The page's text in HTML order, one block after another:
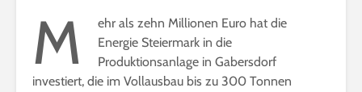
M
ehr als zehn Millionen Euro hat die
Energie Steiermark in die
Produktionsanlage in Gabersdorf
investiert, die im Vollausbau bis zu 300 Tonnen